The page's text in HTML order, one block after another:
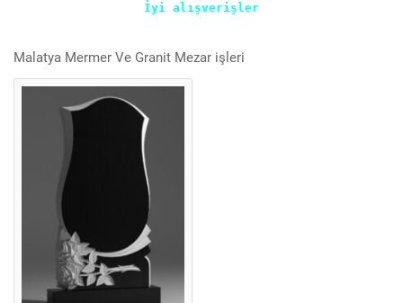
İyi alışverişler
Malatya Mermer Ve Granit Mezar işleri